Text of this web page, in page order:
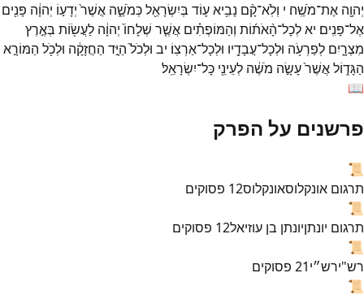
יְהוָ֖ה אֶת־מֹשֶֽׁה׃ י וְלֹֽא־קָ֨ם נָבִ֥יאע֛וֹד בְּיִשְׂרָאֵ֖לכְּמֹשֶׁ֑ה אֲשֶׁר֙ יְדָע֣וֹ יְהוָ֔ה פָּנִ֖ים
אֶל־פָּנִֽים׃ יאלְכָל־הָ֨אֹת֜וֹת וְהַמּוֹפְתִ֗ים אֲשֶׁ֤ר שְׁלָחוֹ֙ יְהוָ֔ה לַעֲשׂ֖וֹת בְּאֶ֣רֶץ
מִצְרָ֑יִם לְפַרְעֹ֥ה וּלְכָל־עֲבָדָ֖יו וּלְכָל־אַרְצֽוֹ׃ יב וּלְכֹל֙ הַיָּ֣ד הַחֲזָקָ֔ה וּלְכֹ֖ל הַמּוֹרָ֣א
הַגָּד֑וֹלאֲשֶׁר֙עָשָׂ֣ה מֹשֶׁ֔ה לְעֵינֵ֖י כָּל־יִשְׂרָאֵֽל׃
📖
פרשנים על הפרק
📜
תרגום אונקלוסאונקלוס12 פסוקים
📜
תרגום יונתןיונתן בן עוזיאל12 פסוקים
📜
רש"ירש״י21 פסוקים
📜